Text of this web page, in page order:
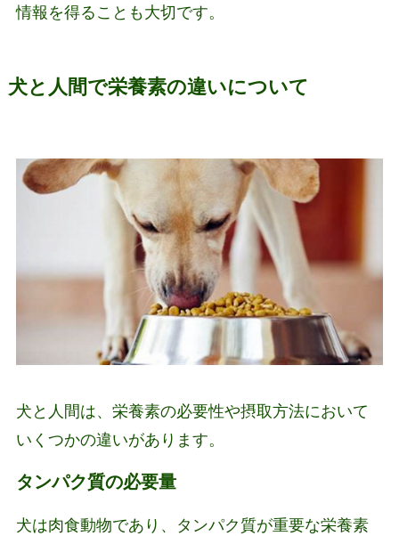
情報を得ることも大切です。
犬と人間で栄養素の違いについて
犬と人間は、栄養素の必要性や摂取方法において
いくつかの違いがあります。
タンパク質の必要量
犬は肉食動物であり、タンパク質が重要な栄養素